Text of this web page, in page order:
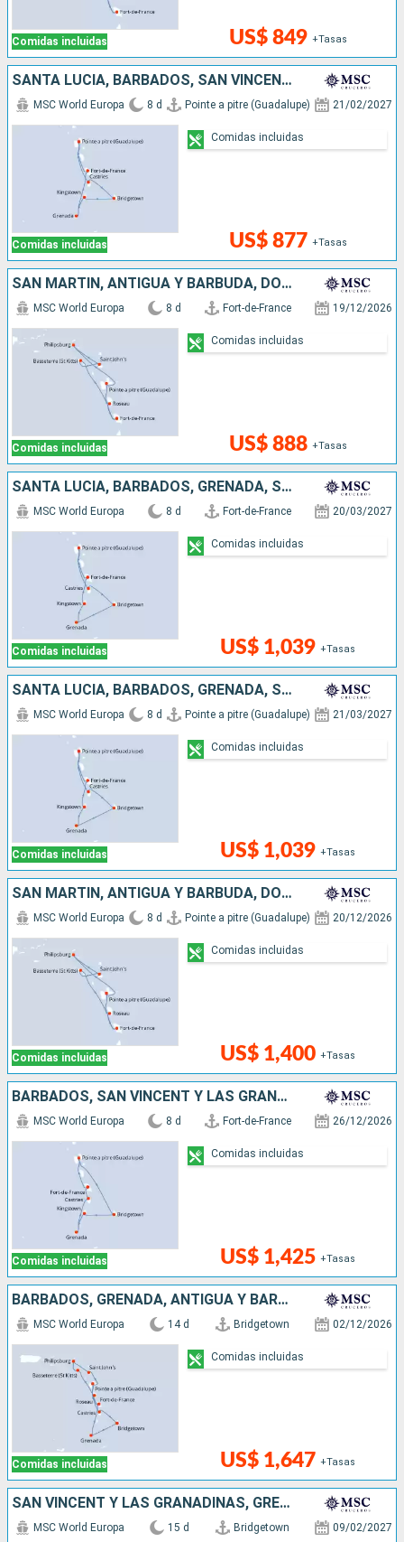
Comidas incluidas US$ 849 +Tasas
SANTA LUCIA, BARBADOS, SAN VINCENT Y LAS GRANADINAS, GRENADA
Comidas incluidas
MSC World Europa 8 d Pointe a pitre (Guadalupe) 21/02/2027
US$ 877 +Tasas
Comidas incluidas
SAN MARTÍN, ANTIGUA Y BARBUDA, DOMINICA
Comidas incluidas
MSC World Europa 8 d Fort-de-France 19/12/2026
US$ 888 +Tasas
Comidas incluidas
SANTA LUCIA, BARBADOS, GRENADA, SAN VINCENT Y LAS GRANADINAS
Comidas incluidas
MSC World Europa 8 d Fort-de-France 20/03/2027
US$ 1,039 +Tasas
Comidas incluidas
SANTA LUCIA, BARBADOS, GRENADA, SAN VINCENT Y LAS GRANADINAS
Comidas incluidas
MSC World Europa 8 d Pointe a pitre (Guadalupe) 21/03/2027
US$ 1,039 +Tasas
Comidas incluidas
SAN MARTÍN, ANTIGUA Y BARBUDA, DOMINICA
Comidas incluidas
MSC World Europa 8 d Pointe a pitre (Guadalupe) 20/12/2026
US$ 1,400 +Tasas
Comidas incluidas
BARBADOS, SAN VINCENT Y LAS GRANADINAS, GRENADA, SANTA LUCIA
Comidas incluidas
MSC World Europa 8 d Fort-de-France 26/12/2026
US$ 1,425 +Tasas
Comidas incluidas
BARBADOS, GRENADA, ANTIGUA Y BARBUDA, SAN MARTÍN, DOMINICA, SANTA LUCIA
Comidas incluidas
MSC World Europa 14 d Bridgetown 02/12/2026
US$ 1,647 +Tasas
Comidas incluidas
SAN VINCENT Y LAS GRANADINAS, GRENADA, SAN MARTÍN, ANTIGUA Y BARBUDA, DOMINICA, SANTA LUCIA, BARBADOS
MSC World Europa 15 d Bridgetown 09/02/2027